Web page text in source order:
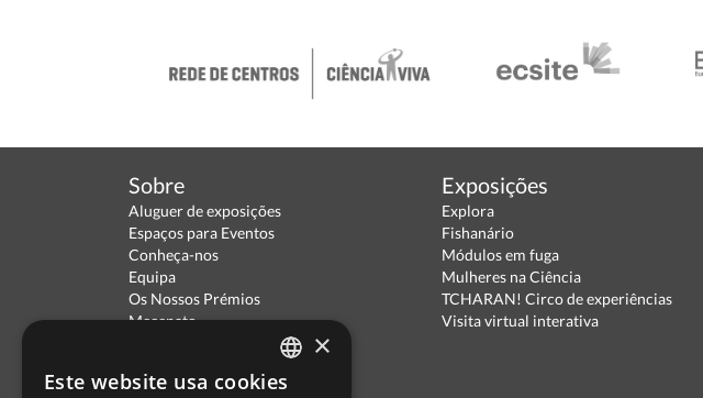
Sobre
Aluguer de exposições
Espaços para Eventos
Conheça-nos
Equipa
Os Nossos Prémios
Mecenato
Termos de Utilização
Exposições
Explora
Fishanário
Módulos em fuga
Mulheres na Ciência
TCHARAN! Circo de experiências
Visita virtual interativa
PORTUGUESE
×
Este website usa cookies